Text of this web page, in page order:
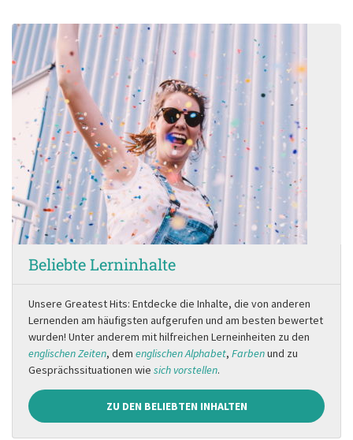
Beliebte Lerninhalte
Unsere Greatest Hits: Entdecke die Inhalte, die von anderen
Lernenden am häufigsten aufgerufen und am besten bewertet
wurden! Unter anderem mit hilfreichen Lerneinheiten zu den
englischen Zeiten, dem englischen Alphabet, Farbenund zu
Gesprächssituationen wie sich vorstellen.
ZU DEN BELIEBTEN INHALTEN